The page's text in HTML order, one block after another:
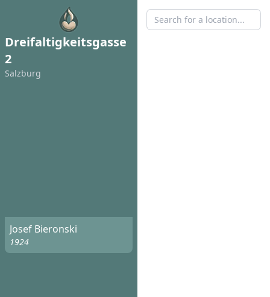
Dreifaltigkeitsgasse
2
Salzburg
Josef Bieronski
1924